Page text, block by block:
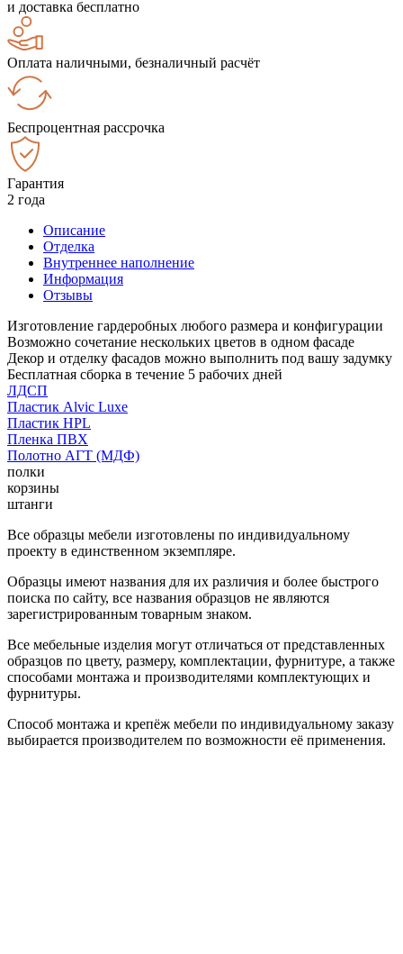
и доставка бесплатно
Оплата наличными, безналичный расчёт
Беспроцентная рассрочка
Гарантия
2 года
Описание
Отделка
Внутреннее наполнение
Информация
Отзывы
Изготовление гардеробных любого размера и конфигурации
Возможно сочетание нескольких цветов в одном фасаде
Декор и отделку фасадов можно выполнить под вашу задумку
Бесплатная сборка в течение 5 рабочих дней
ЛДСП
Пластик Alvic Luxe
Пластик HPL
Пленка ПВХ
Полотно АГТ (МДФ)
полки
корзины
штанги
Все образцы мебели изготовлены по индивидуальному
проекту в единственном экземпляре.
Образцы имеют названия для их различия и более быстрого
поиска по сайту, все названия образцов не являются
зарегистрированным товарным знаком.
Все мебельные изделия могут отличаться от представленных
образцов по цвету, размеру, комплектации, фурнитуре, а также
способами монтажа и производителями комплектующих и
фурнитуры.
Способ монтажа и крепёж мебели по индивидуальному заказу
выбирается производителем по возможности её применения.